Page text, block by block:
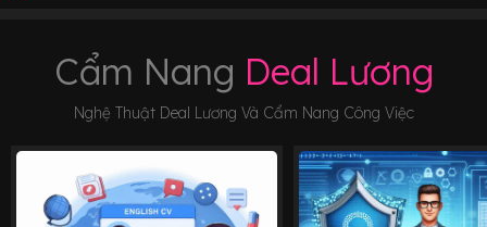
Cẩm Nang Deal Lương
Nghệ Thuật Deal Lương Và Cẩm Nang Công Việc